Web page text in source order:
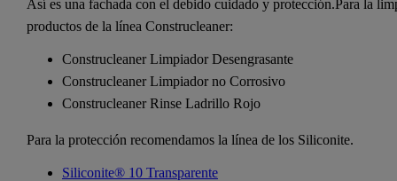
Así es una fachada con el debido cuidado y protección.Para la
productos de la línea Construcleaner:
Construcleaner Limpiador Desengrasante
Construcleaner Limpiador no Corrosivo
Construcleaner Rinse Ladrillo Rojo
Para la protección recomendamos la línea de los Siliconite.
Siliconite® 10 Transparente